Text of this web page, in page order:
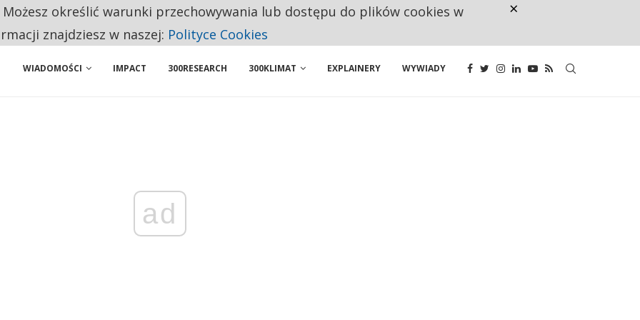
PRZEZNACZAJĄ NA PODSTAWOWE ZAKUPY
WIADOMOŚCI IMPACT 300RESEARCH 300KLIMAT EXPLAINERY WYWIADY
ad
określić warunki przechowywania lub dostępu do plików cookies w
znajdziesz w naszej: Polityce Cookies
×